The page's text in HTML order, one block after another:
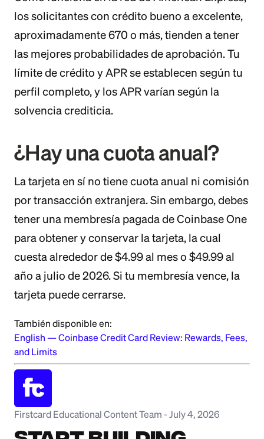
los solicitantes con crédito bueno a excelente,
aproximadamente 670 o más, tienden a tener
las mejores probabilidades de aprobación. Tu
límite de crédito y APR se establecen según tu
perfil completo, y los APR varían según la
solvencia crediticia.
¿Hay una cuota anual?
La tarjeta en sí no tiene cuota anual ni comisión
por transacción extranjera. Sin embargo, debes
tener una membresía pagada de Coinbase One
para obtener y conservar la tarjeta, la cual
cuesta alrededor de $4.99 al mes o $49.99 al
año a julio de 2026. Si tu membresía vence, la
tarjeta puede cerrarse.
También disponible en:
English —Coinbase Credit Card Review: Rewards, Fees,
and Limits
Firstcard Educational Content Team -July 4, 2026